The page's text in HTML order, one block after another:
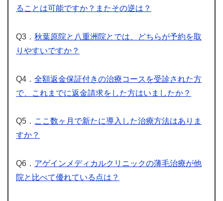
ることは可能ですか？またその逆は？
Q3． 秋葉原院と八重洲院とでは、どちらが予約を取
りやすいですか？
Q4． 全額返金保証付きの治療コースを受診された方
で、これまでに返金請求をした方はいましたか？
Q5． ここ数ヶ月で新たに導入した治療方法はありま
すか？
Q6． アゲインメディカルクリニックの薄毛治療が他
院と比べて優れている点は？